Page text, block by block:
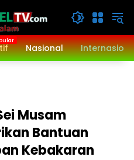
Nasional
Musam
Bantuan
Kebakaran